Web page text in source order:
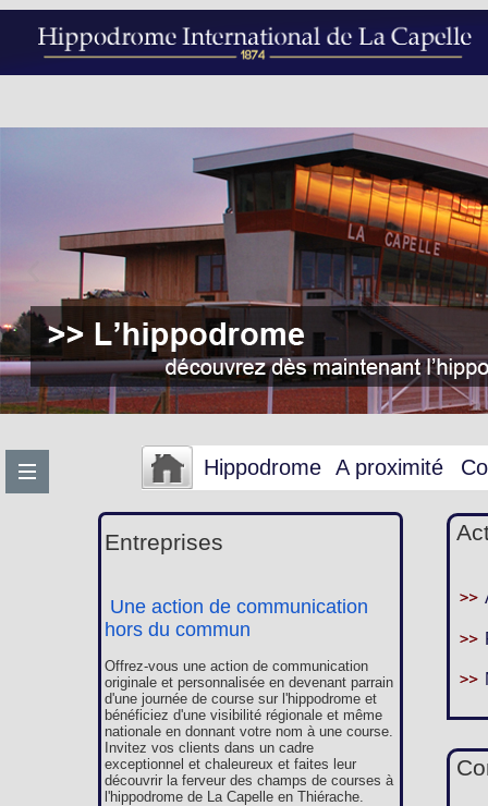
Hippodrome A proximité
Entreprises
Une action de communication
hors du commun
Offrez-vous une action de communication
originale et personnalisée en devenant parrain
d'une journée de course sur l'hippodrome et
bénéficiez d'une visibilité régionale et même
nationale en donnant votre nom à une course.
Invitez vos clients dans un cadre
exceptionnel et chaleureux et faites leur
découvrir la ferveur des champs de courses à
l'hippodrome de La Capelle en Thiérache.